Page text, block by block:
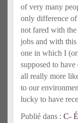
of very many
only difference of
not fared with
jobs and with
one in which I
supposed to
all really more
to our
lucky to have
Publié dans : C-